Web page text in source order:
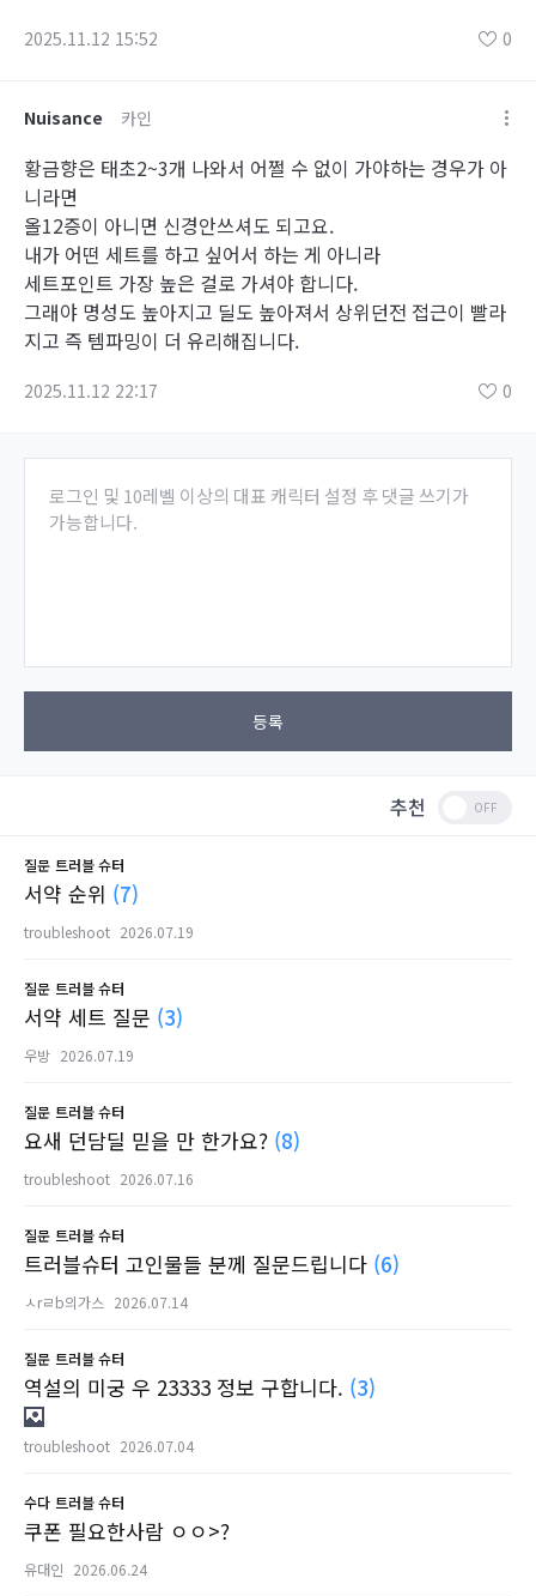
2025.11.12 15:52 0
Nuisance 카인
황금향은 태초2~3개 나와서 어쩔 수 없이 가야하는 경우가 아
니라면
올12증이 아니면 신경안쓰셔도 되고요.
내가 어떤 세트를 하고 싶어서 하는 게 아니라
세트포인트 가장 높은 걸로 가셔야 합니다.
그래야 명성도 높아지고 딜도 높아져서 상위던전 접근이 빨라
지고 즉 템파밍이 더 유리해집니다.
2025.11.12 22:17 0
로그인 및 10레벨 이상의 대표 캐릭터 설정 후 댓글 쓰기가
가능합니다.
등록
추천
질문 트러블 슈터
서약 순위 (7)
troubleshoot 2026.07.19
질문 트러블 슈터
서약 세트 질문 (3)
우방 2026.07.19
질문 트러블 슈터
요새 던담딜 믿을 만 한가요? (8)
troubleshoot 2026.07.16
질문 트러블 슈터
트러블슈터 고인물들 분께 질문드립니다 (6)
ㅅrㄹb의가스 2026.07.14
질문 트러블 슈터
역설의 미궁 우 23333 정보 구합니다. (3)
troubleshoot 2026.07.04
수다 트러블 슈터
쿠폰 필요한사람 ㅇㅇ>?
유대인 2026.06.24